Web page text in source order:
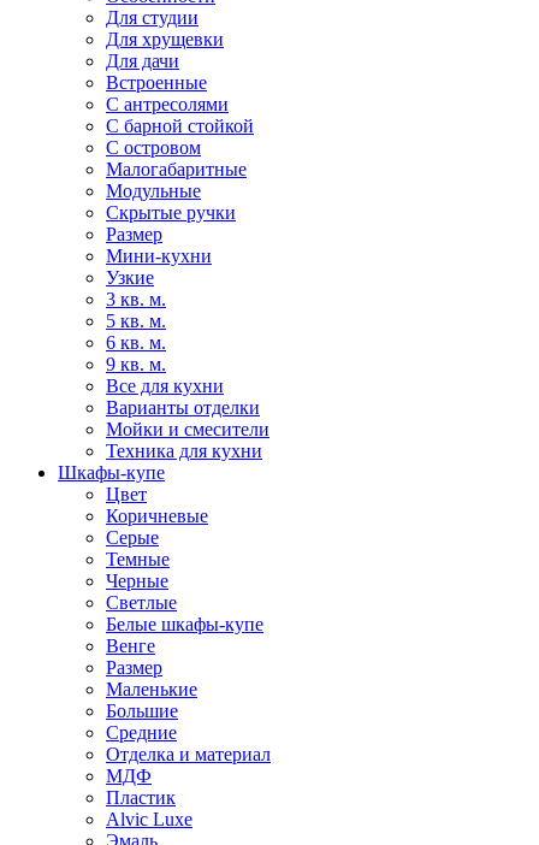
Для студии
Для хрущевки
Для дачи
Встроенные
С антресолями
С барной стойкой
С островом
Малогабаритные
Модульные
Скрытые ручки
Размер
Мини-кухни
Узкие
3 кв. м.
5 кв. м.
6 кв. м.
9 кв. м.
Все для кухни
Варианты отделки
Мойки и смесители
Техника для кухни
Шкафы-купе
Цвет
Коричневые
Серые
Темные
Черные
Светлые
Белые шкафы-купе
Венге
Размер
Маленькие
Большие
Средние
Отделка и материал
МДФ
Пластик
Alvic Luxe
Эмаль